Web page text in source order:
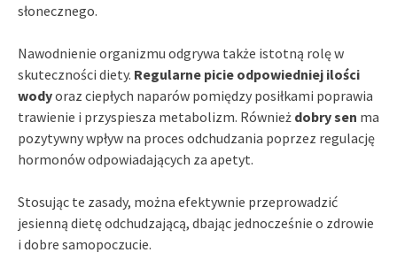
słonecznego.
Nawodnienie organizmu odgrywa także istotną rolę w
skuteczności diety. Regularne picie odpowiedniej ilości
wodyoraz ciepłych naparów pomiędzy posiłkami poprawia
trawienie i przyspiesza metabolizm. Również dobry sen ma
pozytywny wpływ na proces odchudzania poprzez regulację
hormonów odpowiadających za apetyt.
Stosując te zasady, można efektywnie przeprowadzić
jesienną dietę odchudzającą, dbając jednocześnie o zdrowie
i dobre samopoczucie.